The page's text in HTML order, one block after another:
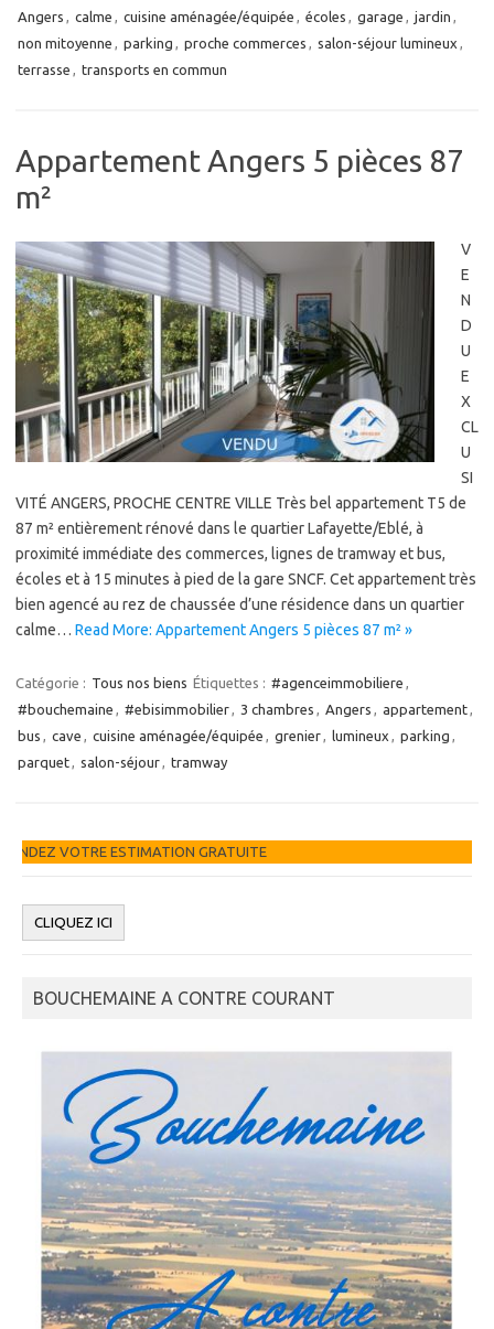
Angers , calme , cuisine aménagée/équipée , écoles , garage , jardin ,
non mitoyenne , parking , proche commerces , salon-séjour lumineux ,
terrasse , transports en commun
Appartement Angers 5 pièces 87
m²
V
E
N
D
U
E
X
CL
U
SI
VITÉ ANGERS, PROCHE CENTRE VILLE Très bel appartement T5 de
87 m² entièrement rénové dans le quartier Lafayette/Eblé, à
proximité immédiate des commerces, lignes de tramway et bus,
écoles et à 15 minutes à pied de la gare SNCF. Cet appartement très
bien agencé au rez de chaussée d’une résidence dans un quartier
calme… Read More: Appartement Angers 5 pièces 87 m² »
Catégorie : Tous nos biens Étiquettes : #agenceimmobiliere ,
#bouchemaine , #ebisimmobilier, 3 chambres , Angers , appartement,
bus , cave , cuisine aménagée/équipée , grenier, lumineux , parking ,
parquet, salon-séjour, tramway
GRATUITE
BOUCHEMAINE A CONTRE COURANT